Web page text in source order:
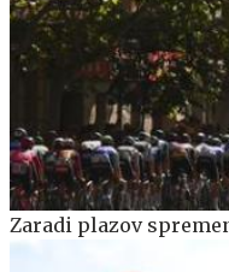
Zaradi plazov